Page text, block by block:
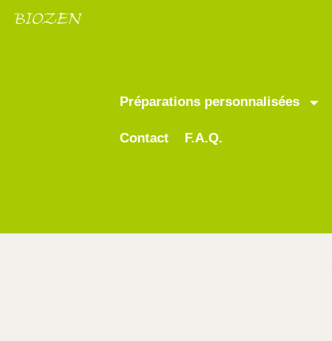
Préparations personnalisées
Contact F.A.Q.